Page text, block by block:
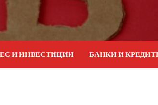
И ИНВЕСТИЦИИ БАНКИ И